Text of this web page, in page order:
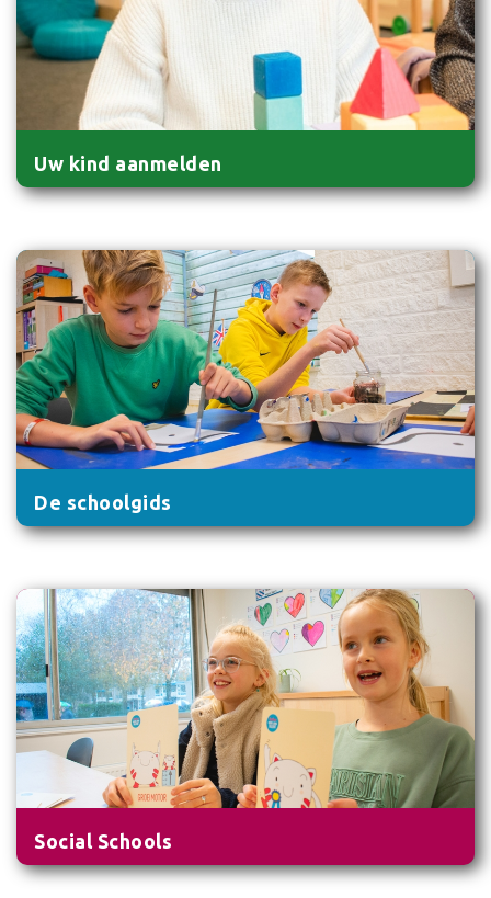
Uw kind aanmelden
De schoolgids
Social Schools